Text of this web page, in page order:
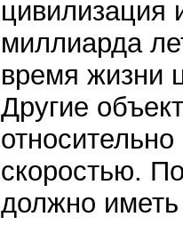
цивилизация
миллиарда
время жизни
Другие
скоростью.
должно